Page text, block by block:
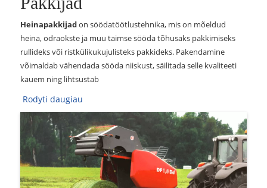
Heinapakkijadon söödatöötlustehnika, mis on mõeldud
heina, odraokste ja muu taimse sööda tõhusaks pakkimiseks
rullideks või ristkülikukujulisteks pakkideks. Pakendamine
võimaldab vähendada sööda niiskust, säilitada selle kvaliteeti
kauem ning lihtsustab
Rodyti daugiau